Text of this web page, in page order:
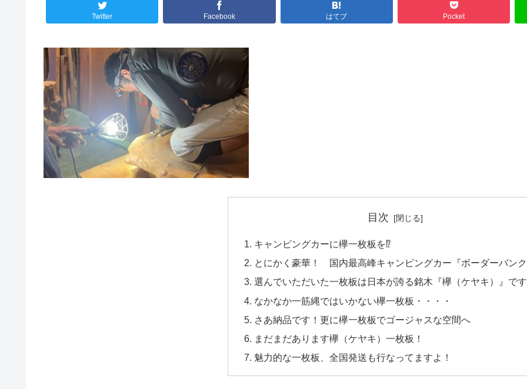
Twitter Facebook はてブ Pocket
目次
キャンピングカーに欅一枚板を⁉
とにかく豪華！ 国内最高峰キャンピングカー『ボーダーバン
選んでいただいた一枚板は日本が誇る銘木『欅（ケヤキ）』で
なかなか一筋縄ではいかない欅一枚板・・・・
さあ納品です！更に欅一枚板でゴージャスな空間へ
まだまだあります欅（ケヤキ）一枚板！
魅力的な一枚板、全国発送も行なってますよ！